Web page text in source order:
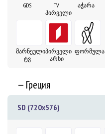
GDS
TV
პირველი
აჭარა
მარნეული
ტვ
პირველი
არხი
ფორმულა
— Греция
SD (720x576)